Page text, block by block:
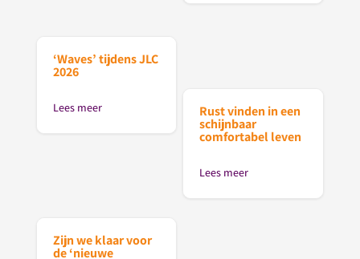
‘Waves’ tijdens JLC
2026
Lees meer Rust vinden in een
schijnbaar
comfortabel leven
Lees meer
Zijn we klaar voor
de ‘nieuwe